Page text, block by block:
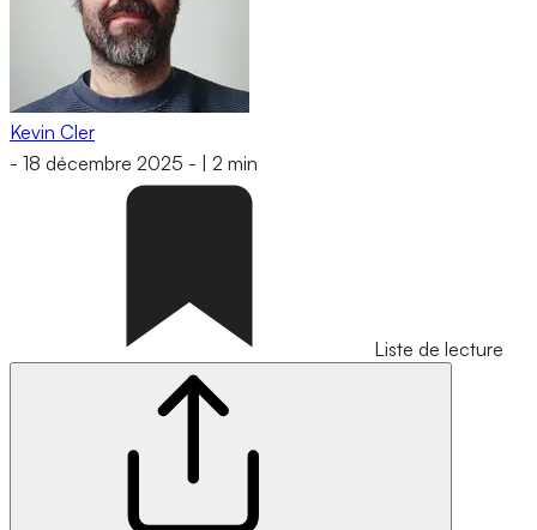
Kevin Cler
- 18 décembre 2025 - 2 min
Liste de lecture